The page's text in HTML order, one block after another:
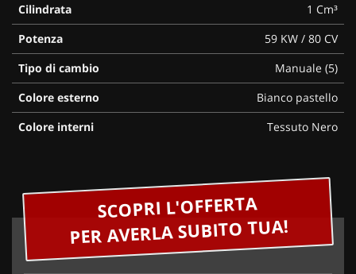
Cilindrata
1 Cm³
Potenza
59 KW / 80 CV
Tipo di cambio
Manuale (5)
Colore esterno
Bianco pastello
Colore interni
Tessuto Nero
SCOPRI L'OFFERTA
PER AVERLA SUBITO TUA!